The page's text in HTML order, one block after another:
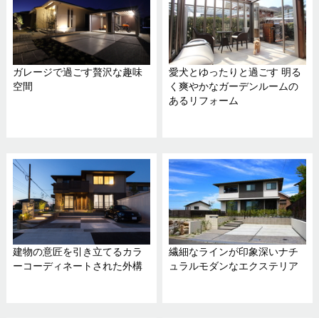
ガレージで過ごす贅沢な趣味
空間
愛犬とゆったりと過ごす 明る
く爽やかなガーデンルームの
あるリフォーム
建物の意匠を引き立てるカラ
ーコーディネートされた外構
繊細なラインが印象深いナチ
ュラルモダンなエクステリア